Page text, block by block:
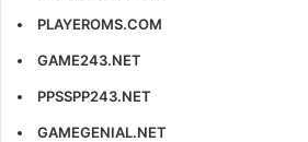
PLAYEROMS.COM
GAME243.NET
PPSSPP243.NET
GAMEGENIAL.NET